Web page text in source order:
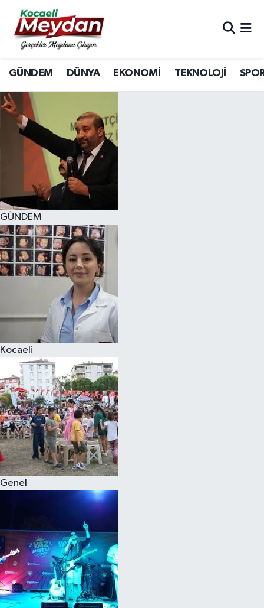
GÜNDEM DÜNYA EKONOMİ TEKNOLOJİ
GÜNDEM
Kocaeli
Genel
Nöbetçi Eczaneler
Hava Durumu
Trafik Durumu
Süper Lig Puan Durumu ve Fikstür
Tüm Manşetler
Son Dakika Haberleri
Haber Arşivi